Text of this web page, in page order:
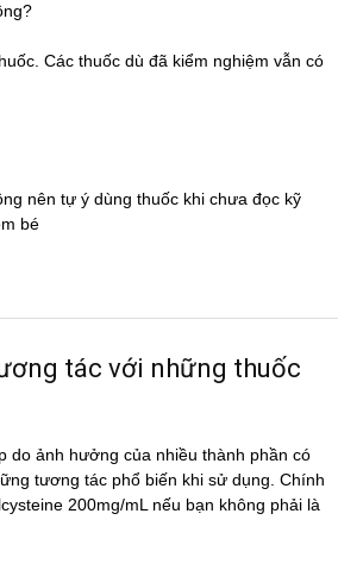
Các thuốc dù đã kiểm nghiệm vẫn có
nên tự ý dùng thuốc khi chưa đọc kỹ
bé
tác với những thuốc
do ảnh hưởng của nhiều thành phần có
tương tác phổ biến khi sử dụng. Chính
200mg/mL nếu bạn không phải là